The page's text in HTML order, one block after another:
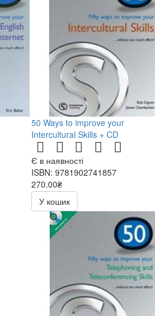
50 Ways to improve your
Intercultural Skills + CD
Є в наявності
ISBN: 9781902741857
270.00₴
540.00₴
У кошик